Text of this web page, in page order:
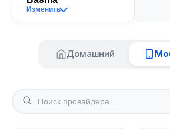
Изменить
Домашний